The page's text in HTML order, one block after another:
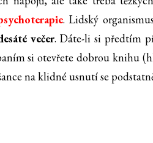
. Lidský
večer. Dáte-li si předtím
si otevřete dobrou knihu
na klidné usnutí se